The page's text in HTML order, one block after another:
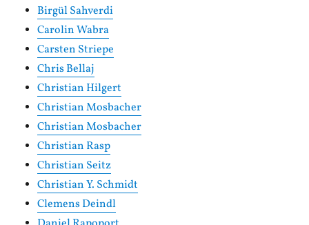
Birgül Sahverdi
Carolin Wabra
Carsten Striepe
Chris Bellaj
Christian Hilgert
Christian Mosbacher
Christian Mosbacher
Christian Rasp
Christian Seitz
Christian Y. Schmidt
Clemens Deindl